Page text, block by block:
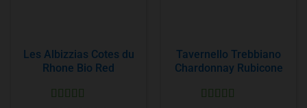
Les Albizzias Cotes du
Rhone Bio Red
Tavernello Trebbiano
Chardonnay Rubicone